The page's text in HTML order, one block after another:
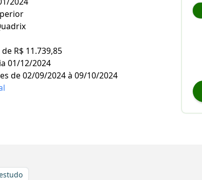
R$ 11.739,85
01/12/2024
de 02/09/2024 à 09/10/2024